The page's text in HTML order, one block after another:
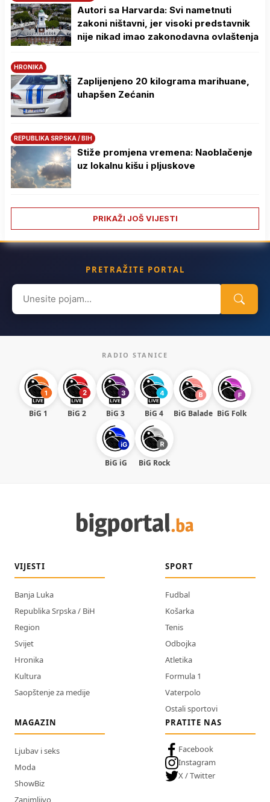
Autori sa Harvarda: Svi nametnuti
zakoni ništavni, jer visoki predstavnik
nije nikad imao zakonodavna ovlaštenja
HRONIKA
Zaplijenjeno 20 kilograma marihuane,
uhapšen Zećanin
REPUBLIKA SRPSKA / BIH
Stiže promjena vremena: Naoblačenje
uz lokalnu kišu i pljuskove
PRIKAŽI JOŠ VIJESTI
PRETRAŽITE PORTAL
Search
for:
RADIO STANICE
BiG 1 BiG 2 BiG 3 BiG 4 BiG Balade BiG Folk
BiG iG BiG Rock
VIJESTI
Banja Luka
Republika Srpska / BiH
Region
Svijet
Hronika
Kultura
Saopštenje za medije
SPORT
Fudbal
Košarka
Tenis
Odbojka
Atletika
Formula 1
Vaterpolo
Ostali sportovi
MAGAZIN
Ljubav i seks
Moda
ShowBiz
Zanimljivo
PRATITE NAS
Facebook
Instagram
X / Twitter